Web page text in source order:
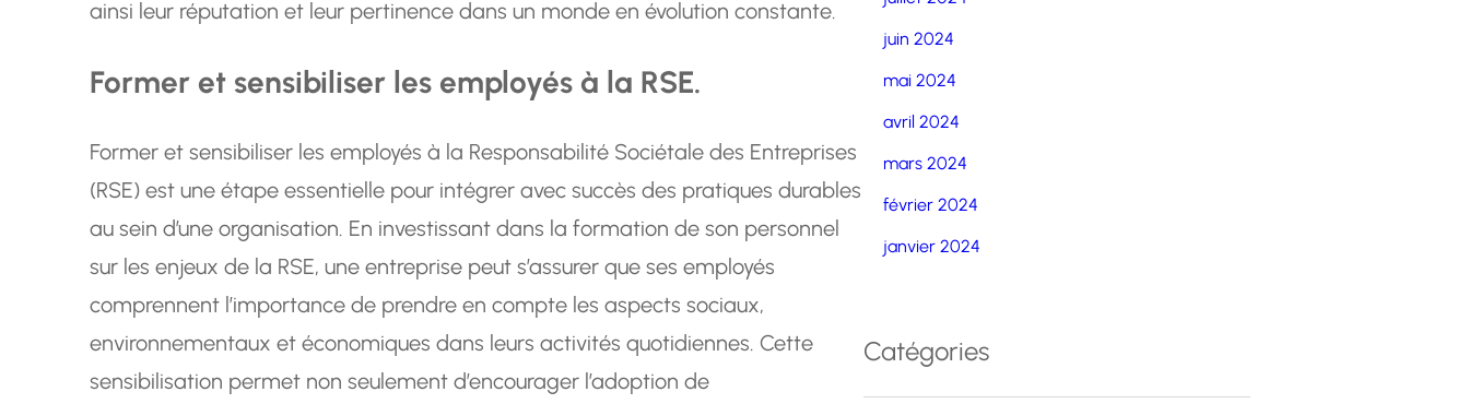
ainsi leur réputation et leur pertinence dans un monde en évolution constante.
Former et sensibiliser les employés à la RSE.
Former et sensibiliser les employés à la Responsabilité Sociétale des Entreprises
(RSE) est une étape essentielle pour intégrer avec succès des pratiques durables
au sein d’une organisation. En investissant dans la formation de son personnel
sur les enjeux de la RSE, une entreprise peut s’assurer que ses employés
comprennent l’importance de prendre en compte les aspects sociaux,
environnementaux et économiques dans leurs activités quotidiennes. Cette
sensibilisation permet non seulement d’encourager l’adoption de
juin 2024
mai 2024
avril 2024
mars 2024
février 2024
janvier 2024
Catégories